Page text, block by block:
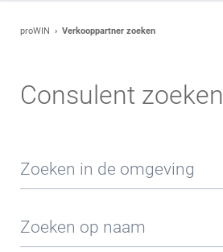
proWIN Verkooppartner zoeken
Consulent zoeken
Zoeken in de omgeving
Zoeken op naam